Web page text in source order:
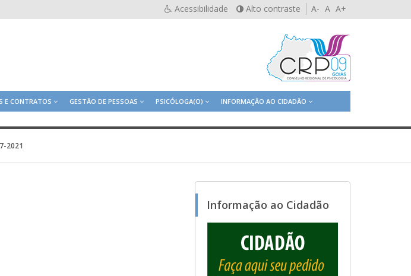
Acessibilidade Alto contraste A- A A+
E CONTRATOS GESTÃO DE PESSOAS PSICÓLOGA(O) INFORMAÇÃO AO CIDADÃO
2021
Informação ao Cidadão